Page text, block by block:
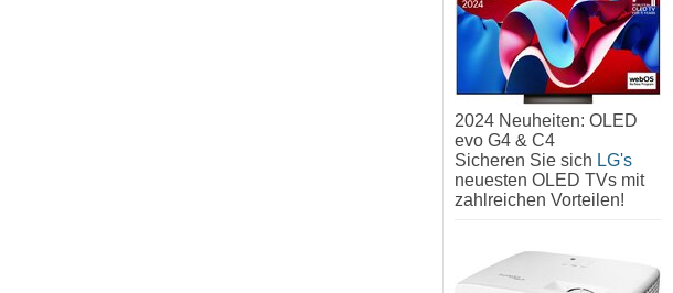
2024 Neuheiten: OLED
evo G4 & C4
Sicheren Sie sich LG's
neuesten OLED TVs mit
zahlreichen Vorteilen!